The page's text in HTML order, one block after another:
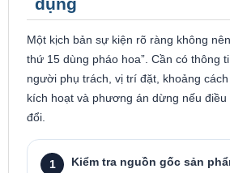
Một kịch bản sự kiện rõ ràng không
thứ 15 dùng pháo hoa”. Cần có thông
người phụ trách, vị trí đặt, khoảng
kích hoạt và phương án dừng nếu
đổi.
Kiểm tra nguồn gốc sản